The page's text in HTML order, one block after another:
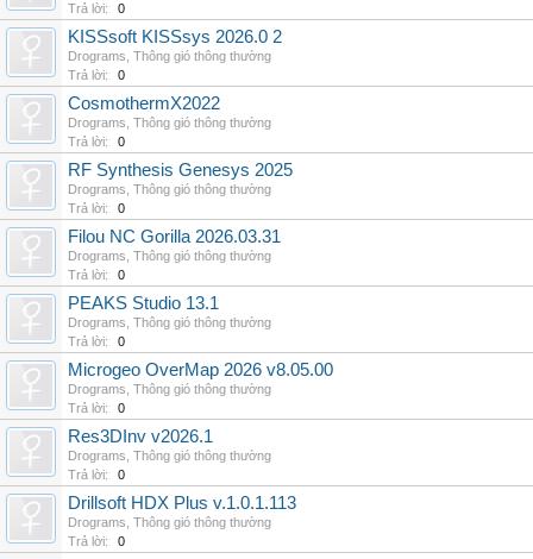
Trả lời:
0
KISSsoft KISSsys 2026.0 2
Drograms Thông gió thông thường
Trả lời:
0
CosmothermX2022
Drograms Thông gió thông thường
Trả lời:
0
RF Synthesis Genesys 2025
Drograms Thông gió thông thường
Trả lời:
0
Filou NC Gorilla 2026.03.31
Drograms Thông gió thông thường
Trả lời:
0
PEAKS Studio 13.1
Drograms Thông gió thông thường
Trả lời:
0
Microgeo OverMap 2026 v8.05.00
Drograms Thông gió thông thường
Trả lời:
0
Res3DInv v2026.1
Drograms Thông gió thông thường
Trả lời:
0
Drillsoft HDX Plus v.1.0.1.113
Drograms Thông gió thông thường
Trả lời:
0